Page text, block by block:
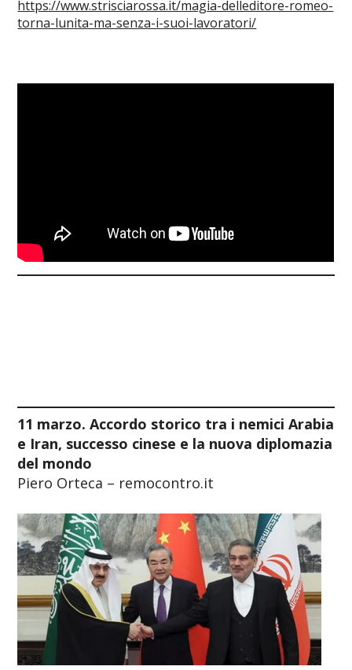
https://www.strisciarossa.it/magia-delleditore-romeo-
torna-lunita-ma-senza-i-suoi-lavoratori/
11 marzo. Accordo storico tra i nemici Arabia
e Iran, successo cinese e la nuova diplomazia
del mondo
Piero Orteca – remocontro.it